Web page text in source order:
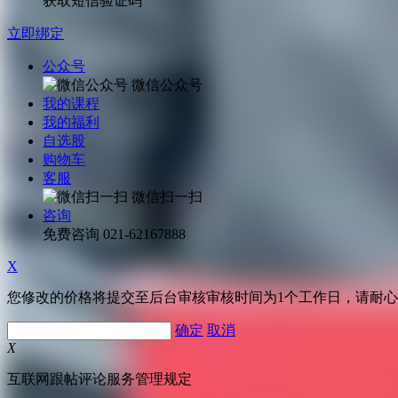
立即绑定
公众号
微信公众号
我的课程
我的福利
自选股
购物车
客服
微信扫一扫
咨询
免费咨询 021-62167888
X
您修改的价格将提交至后台审核审核时间为1个工作日，请耐
确定 取消
X
互联网跟帖评论服务管理规定